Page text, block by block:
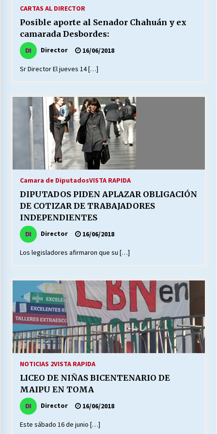
MUNICIPALIDAD, TRABAJADORES, CLIMA
LABORAL:
13/07/2026
Escuela hospitalaria El Carmen de Maipu.
¿Qué habrían dicho?
23/06/2026
VOLVER A SER ALTERNATIVA
16/06/2026
MUNICIPALIDADES, HONORARIOS, DESPIDOS
28/05/2026
cuestión social hoy”.
S.O.S. a los ricos, Save Our Souls (Salvar
Nuestras Almas)
30/04/2026
¿Asesores con doble sueldo?
18/04/2026
Chile y sus segmentos de la riqueza
06/04/2026
CARTAS AL DIRECTOR
Posible aporte al Senador Chahuán y ex
camarada Desbordes:
Director 16/06/2018
Sr Director El jueves 14 […]
Camara de DiputadosVISTA RAPIDA
DIPUTADOS PIDEN APLAZAR OBLIGACIÓN
DE COTIZAR DE TRABAJADORES
INDEPENDIENTES
Director 16/06/2018
Los legisladores afirmaron que su […]
NOTICIAS 2VISTA RAPIDA
LICEO DE NIÑAS BICENTENARIO DE
MAIPU EN TOMA
Director 16/06/2018
Este sábado 16 de junio […]